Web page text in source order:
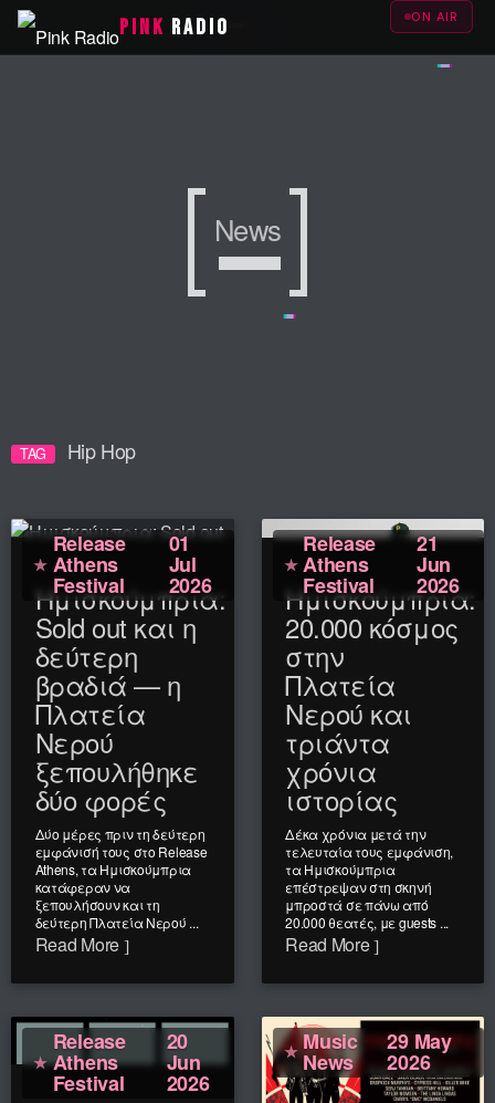
PINK RADIO ON AIR
News
News
News
TAG Hip Hop
Release
Athens
Festival
01
Jul
2026
Ημισκούμπρια:
Sold out και η
δεύτερη
βραδιά — η
Πλατεία
Νερού
ξεπουλήθηκε
δύο φορές
Δύο μέρες πριν τη δεύτερη
εμφάνισή τους στο Release
Athens, τα Ημισκούμπρια
κατάφεραν να
ξεπουλήσουν και τη
δεύτερη Πλατεία Νερού ...
Read More
Release
Athens
Festival
21
Jun
2026
Ημισκούμπρια:
20.000 κόσμος
στην
Πλατεία
Νερού και
τριάντα
χρόνια
ιστορίας
Δέκα χρόνια μετά την
τελευταία τους εμφάνιση,
τα Ημισκούμπρια
επέστρεψαν στη σκηνή
μπροστά σε πάνω από
20.000 θεατές, με guests ...
Read More
Release
Athens
Festival
20
Jun
2026
Music
News
29 May
2026